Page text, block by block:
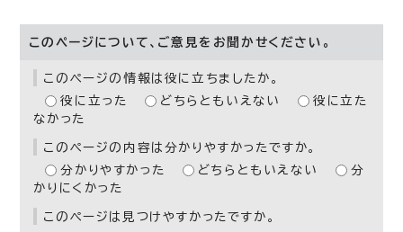
このページについて、ご意見をお聞かせください。
このページの情報は役に立ちましたか。
役に立った
どちらともいえない
役に立た
なかった
このページの内容は分かりやすかったですか。
分かりやすかった
どちらともいえない
分
かりにくかった
このページは見つけやすかったですか。